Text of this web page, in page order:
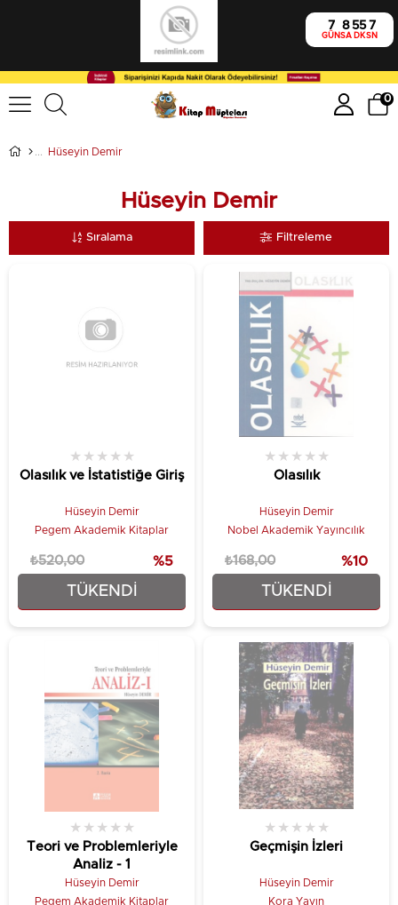
7
GÜN
8
SA
55
DK
7
SN
0
Hüseyin Demir
Hüseyin Demir
Filtreleme
Sıralama
TÜKENDI
Olasılık ve İstatistiğe Giriş
★ ★ ★ ★ ★
Hüseyin Demir
Pegem Akademik Kitaplar
₺494,00
₺520,00 %5
TÜKENDI
Olasılık
★ ★ ★ ★ ★
Hüseyin Demir
Nobel Akademik Yayıncılık
₺151,20
₺168,00 %10
Teori ve Problemleriyle
Analiz - 1
★ ★ ★ ★ ★
Hüseyin Demir
Pegem Akademik Kitaplar
Geçmişin İzleri
★ ★ ★ ★ ★
Hüseyin Demir
Kora Yayın